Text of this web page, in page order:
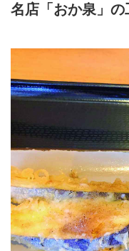
名店「おか泉」